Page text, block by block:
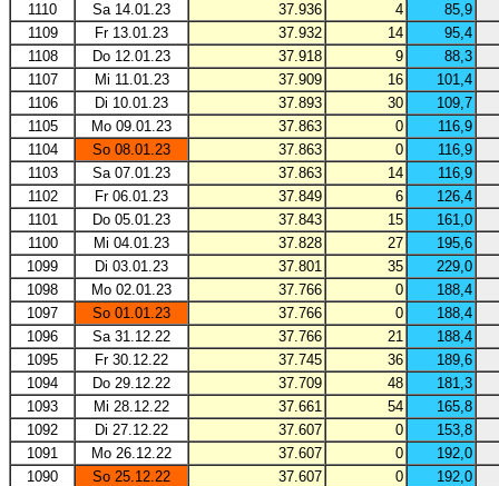
1110
Sa 14.01.23 37.936 4
85,9
1109
Fr 13.01.23 37.932 14
95,4
1108
Do 12.01.23 37.918 9
88,3
1107
Mi 11.01.23 37.909 16
101,4
1106
Di 10.01.23 37.893 30
109,7
1105
Mo 09.01.23 37.863 0
116,9
1104
So 08.01.23 37.863 0
116,9
1103
Sa 07.01.23 37.863 14
116,9
1102
Fr 06.01.23 37.849 6
126,4
1101
Do 05.01.23 37.843 15
161,0
1100
Mi 04.01.23 37.828 27
195,6
1099
Di 03.01.23 37.801 35
229,0
1098
Mo 02.01.23 37.766 0
188,4
1097
So 01.01.23 37.766 0
188,4
1096
Sa 31.12.22 37.766 21
188,4
1095
Fr 30.12.22 37.745 36
189,6
1094
Do 29.12.22 37.709 48
181,3
1093
Mi 28.12.22 37.661 54
165,8
1092
Di 27.12.22 37.607 0
153,8
1091
Mo 26.12.22 37.607 0
192,0
1090
So 25.12.22 37.607 0
192,0